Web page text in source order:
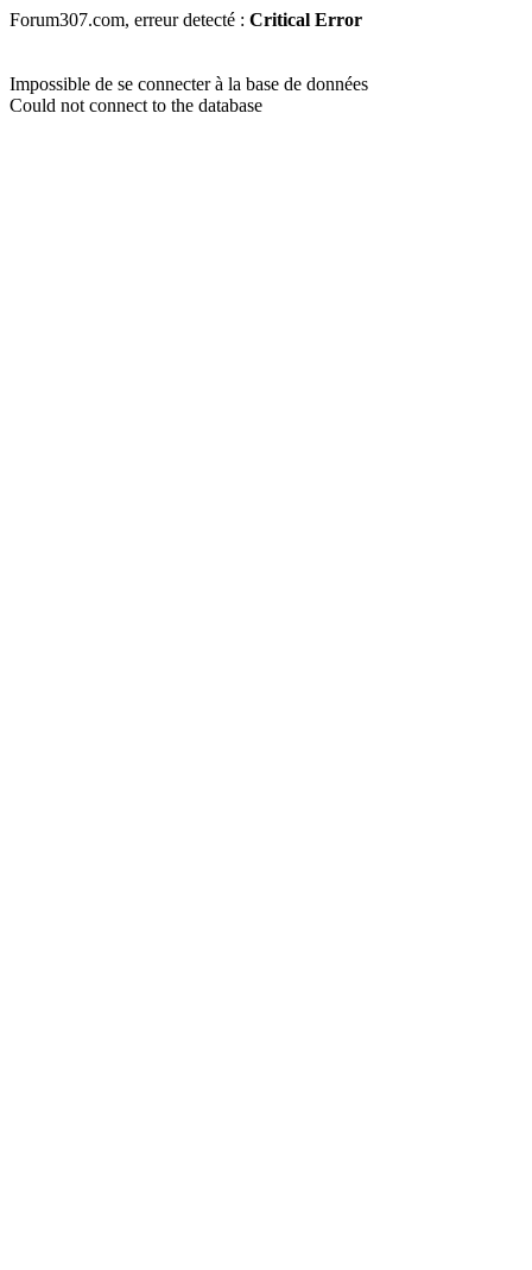
Forum307.com, erreur detecté : Critical Error
Impossible de se connecter à la base de données
Could not connect to the database